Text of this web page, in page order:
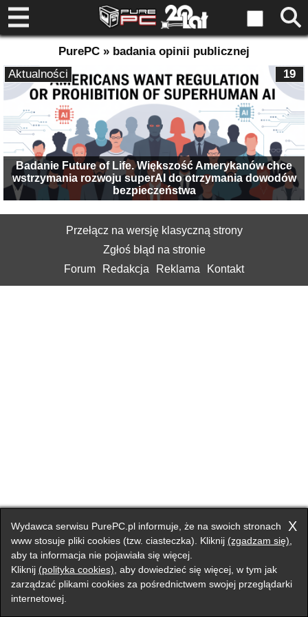
PurePC » badania opinii publicznej
Badanie Future of Life. Większość Amerykanów chce
wstrzymania rozwoju superAI do otrzymania dowodów
bezpieczeństwa
19
Aktualności
Przełącz na wersję klasyczną strony
Zgłoś błąd na stronie
Forum
Redakcja Reklama Kontakt
X
Wydawca serwisu PurePC.pl informuje, że na swoich stronach
www stosuje pliki cookies (tzw. ciasteczka). Kliknij (zgadzam się)
aby ta informacja nie pojawiała się więcej.
Kliknij (polityka cookies) , aby dowiedzieć się więcej, w tym jak
zarządzać plikami cookies za pośrednictwem swojej przeglądarki
internetowej.